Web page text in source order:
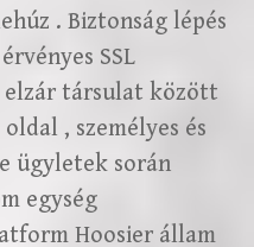
. Biztonság lépés
SSL
elzár társulat között
, személyes és
ügyletek során
egység
Hoosier állam